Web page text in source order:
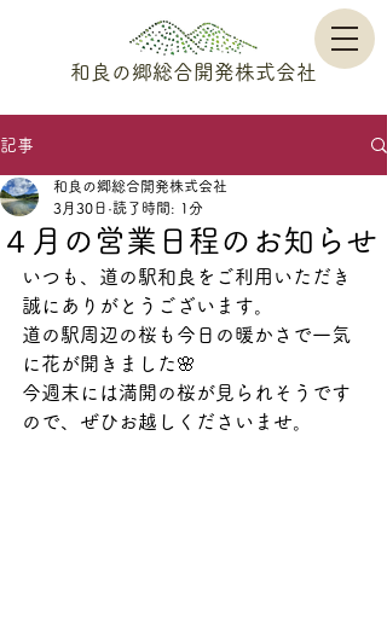
和良の郷総合開発株式会社
記事
４月の営業日程のお知らせ
和良の郷総合開発株式会社
3月30日 読了時間: 1分
いつも、道の駅和良をご利用いただき
誠にありがとうございます。
道の駅周辺の桜も今日の暖かさで一気
に花が開きました🌸
今週末には満開の桜が見られそうです
ので、ぜひお越しくださいませ。